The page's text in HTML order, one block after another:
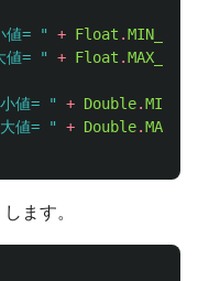
値= " + Float .
値= " + Float .
値= " + Double.
値= " + Double.
ます。